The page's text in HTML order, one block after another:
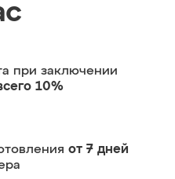
при заключении
10%
от 7 дней